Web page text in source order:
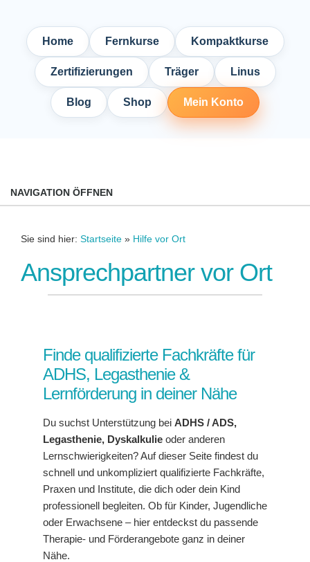
Home Fernkurse Kompaktkurse
Zertifizierungen Träger Linus
Blog Shop Mein Konto
NAVIGATION ÖFFNEN
Sie sind hier: Startseite » Hilfe vor Ort
Ansprechpartner vor Ort
Finde qualifizierte Fachkräfte für
ADHS, Legasthenie &
Lernförderung in deiner Nähe
Du suchst Unterstützung bei ADHS / ADS,
Legasthenie, Dyskalkulie oder anderen
Lernschwierigkeiten? Auf dieser Seite findest du
schnell und unkompliziert qualifizierte Fachkräfte,
Praxen und Institute, die dich oder dein Kind
professionell begleiten. Ob für Kinder, Jugendliche
oder Erwachsene – hier entdeckst du passende
Therapie- und Förderangebote ganz in deiner
Nähe.